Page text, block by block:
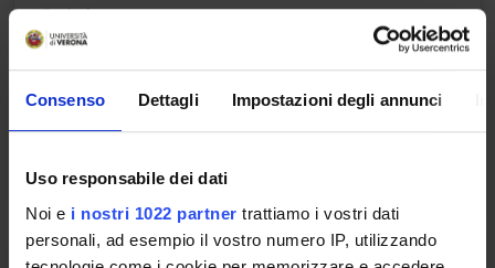
Consenso Dettagli Impostazioni degli annunci
Uso responsabile dei dati
Noi e i nostri 1022 partner trattiamo i vostri dati
personali, ad esempio il vostro numero IP, utilizzando
Periodo
2 SEMESTRE PROFESSIONI SANITARIE
Alessandro Pedrotti
Orario Lezioni